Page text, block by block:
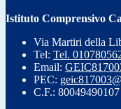
Istituto Comprensivo
Via Martiri della
Tel: Tel.
Email:
PEC:
C.F.: 80049490107